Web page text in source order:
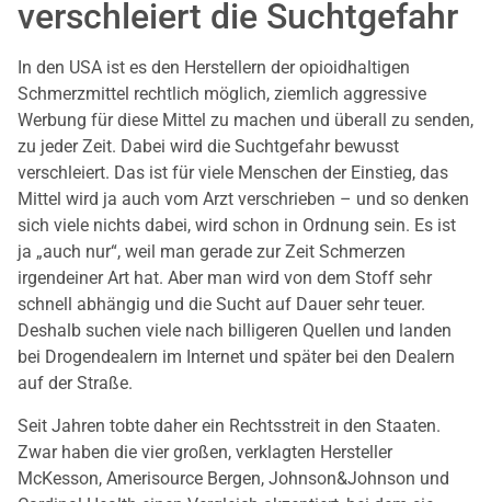
verschleiert die Suchtgefahr
In den USA ist es den Herstellern der opioidhaltigen
Schmerzmittel rechtlich möglich, ziemlich aggressive
Werbung für diese Mittel zu machen und überall zu senden,
zu jeder Zeit. Dabei wird die Suchtgefahr bewusst
verschleiert. Das ist für viele Menschen der Einstieg, das
Mittel wird ja auch vom Arzt verschrieben – und so denken
sich viele nichts dabei, wird schon in Ordnung sein. Es ist
ja „auch nur“, weil man gerade zur Zeit Schmerzen
irgendeiner Art hat. Aber man wird von dem Stoff sehr
schnell abhängig und die Sucht auf Dauer sehr teuer.
Deshalb suchen viele nach billigeren Quellen und landen
bei Drogendealern im Internet und später bei den Dealern
auf der Straße.
Seit Jahren tobte daher ein Rechtsstreit in den Staaten.
Zwar haben die vier großen, verklagten Hersteller
McKesson, Amerisource Bergen, Johnson&Johnson und